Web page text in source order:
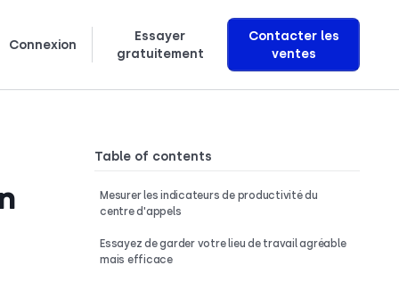
Connexion
Essayer
gratuitement
Contacter les
ventes
Table of contents
Mesurer les indicateurs de productivité du
centre d'appels
Essayez de garder votre lieu de travail agréable
mais efficace